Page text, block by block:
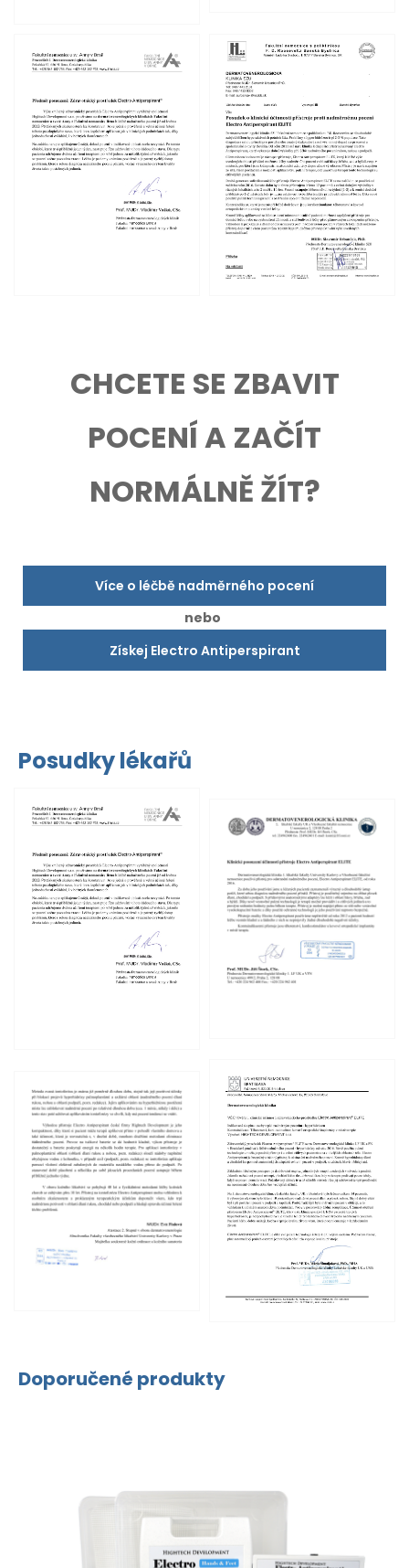
CHCETE SE ZBAVIT
POCENÍ A ZAČÍT
NORMÁLNĚ ŽÍT?
Více o léčbě nadměrného pocení
nebo
Získej Electro Antiperspirant
Posudky lékařů
Doporučené produkty